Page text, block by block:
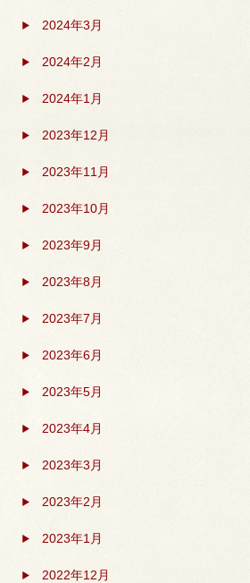
2024年3月
2024年2月
2024年1月
2023年12月
2023年11月
2023年10月
2023年9月
2023年8月
2023年7月
2023年6月
2023年5月
2023年4月
2023年3月
2023年2月
2023年1月
2022年12月